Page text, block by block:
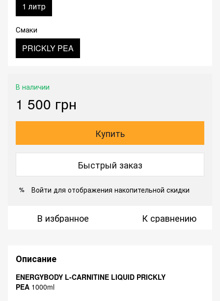
1 литр
Смаки
PRICKLY PEA
В наличии
1 500 грн
Купить
Быстрый заказ
% Войти для отображения накопительной скидки
В избранное К сравнению
Описание
ENERGYBODY L-CARNITINE LIQUID PRICKLY
PEA 1000ml